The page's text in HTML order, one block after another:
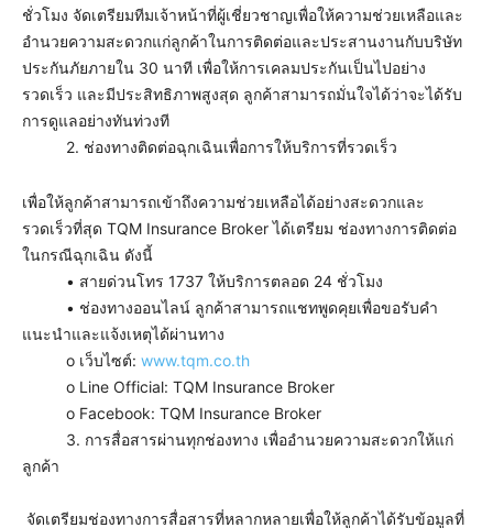
ชั่วโมง จัดเตรียมทีมเจ้าหน้าที่ผู้เชี่ยวชาญเพื่อให้ความช่วยเหลือและ
อำนวยความสะดวกแก่ลูกค้าในการติดต่อและประสานงานกับบริษัท
ประกันภัยภายใน 30 นาที เพื่อให้การเคลมประกันเป็นไปอย่าง
รวดเร็ว และมีประสิทธิภาพสูงสุด ลูกค้าสามารถมั่นใจได้ว่าจะได้รับ
การดูแลอย่างทันท่วงที
2. ช่องทางติดต่อฉุกเฉินเพื่อการให้บริการที่รวดเร็ว
เพื่อให้ลูกค้าสามารถเข้าถึงความช่วยเหลือได้อย่างสะดวกและ
รวดเร็วที่สุด TQM Insurance Broker ได้เตรียม ช่องทางการติดต่อ
ในกรณีฉุกเฉิน ดังนี้
• สายด่วนโทร 1737 ให้บริการตลอด 24 ชั่วโมง
• ช่องทางออนไลน์ ลูกค้าสามารถแชทพูดคุยเพื่อขอรับคำ
แนะนำและแจ้งเหตุได้ผ่านทาง
o เว็บไซต์: www.tqm.co.th
o Line Official: TQM Insurance Broker
o Facebook: TQM Insurance Broker
3. การสื่อสารผ่านทุกช่องทาง เพื่ออำนวยความสะดวกให้แก่
ลูกค้า
จัดเตรียมช่องทางการสื่อสารที่หลากหลายเพื่อให้ลูกค้าได้รับข้อมูลที่